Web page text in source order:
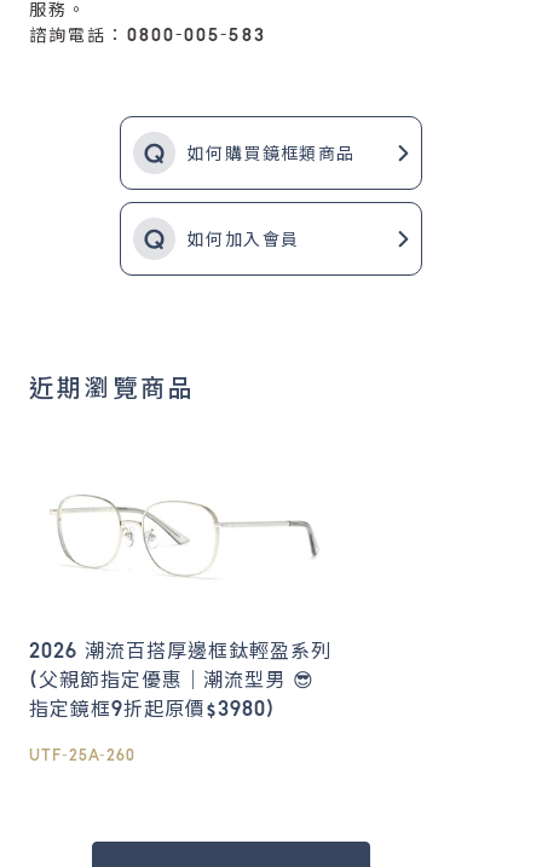
服務。
諮詢電話：0800-005-583
如何購買鏡框類商品
如何加入會員
近期瀏覽商品
2026 潮流百搭厚邊框鈦輕盈系列
(父親節指定優惠｜潮流型男 😎
指定鏡框9折起原價$3980)
UTF-25A-260